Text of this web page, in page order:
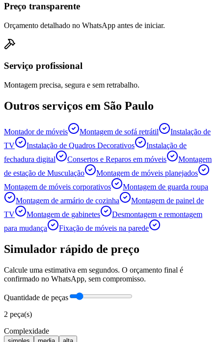
Preço transparente
Orçamento detalhado no WhatsApp antes de iniciar.
Serviço profissional
Montagem precisa, segura e sem retrabalho.
Outros serviços em São Paulo
Montador de móveis Montagem de sofá retrátil
Instalação de
TV
Instalação de Quadros Decorativos
Instalação de
fechadura digital
Consertos e Reparos em móveis
Montagem
de estação de Musculação
Montagem de móveis planejados
Montagem de móveis corporativos
Montagem de guarda roupa
Montagem de armário de cozinha
Montagem de painel de
TV
Montagem de gabinetes
Desmontagem e remontagem
para mudança
Fixação de móveis na parede
Simulador rápido de preço
Calcule uma estimativa em segundos. O orçamento final é
confirmado no WhatsApp, sem compromisso.
Quantidade de peças
2 peça(s)
Complexidade